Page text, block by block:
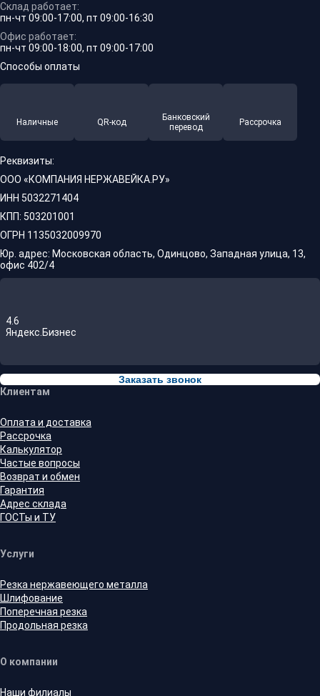
Склад работает:
пн-чт 09:00-17:00, пт 09:00-16:30
Офис работает:
пн-чт 09:00-18:00, пт 09:00-17:00
Способы оплаты
Наличные QR-код
Банковский
перевод
Рассрочка
Реквизиты:
ООО «КОМПАНИЯ НЕРЖАВЕЙКА.РУ»
ИНН 5032271404
КПП: 503201001
ОГРН 1135032009970
Юр. адрес: Московская область, Одинцово, Западная улица, 13,
офис 402/4
4.6
Яндекс.Бизнес
Заказать звонок
Клиентам
Оплата и доставка
Рассрочка
Калькулятор
Частые вопросы
Возврат и обмен
Гарантия
Адрес склада
ГОСТы и ТУ
Услуги
Резка нержавеющего металла
Шлифование
Поперечная резка
Продольная резка
О компании
Наши филиалы